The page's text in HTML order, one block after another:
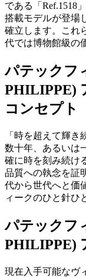
である「Ref.1518
搭載モデルが登場
確立します。これ
代では博物館級の
パテックフ
PHILIPPE)
コンセプト
「時を超えて輝き
数十年、あるいは
確に時を刻み続け
品質への執念を証
代から世代へと価
ィークのひと針ひ
パテックフ
PHILIPPE)
現在入手可能なヴ